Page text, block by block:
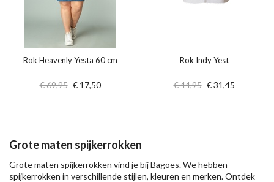
Rok Heavenly Yesta 60 cm
€ 69,95 € 17,50
Rok Indy Yest
€ 44,95 € 31,45
Grote maten spijkerrokken
Grote maten spijkerrokken vind je bij Bagoes. We hebben
spijkerrokken in verschillende stijlen, kleuren en merken. Ontdek